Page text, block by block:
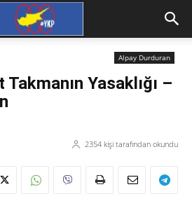
Alpay Durduran
Yasaklığı –
2354 kişi tarafından okundu